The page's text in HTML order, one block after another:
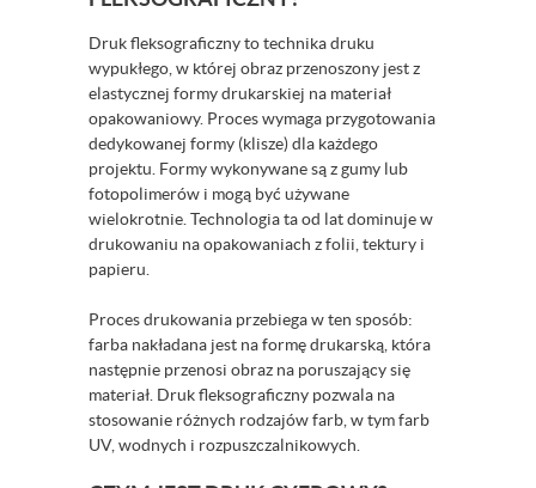
Druk fleksograficzny to technika druku
wypukłego, w której obraz przenoszony jest z
elastycznej formy drukarskiej na materiał
opakowaniowy. Proces wymaga przygotowania
dedykowanej formy (klisze) dla każdego
projektu. Formy wykonywane są z gumy lub
fotopolimerów i mogą być używane
wielokrotnie. Technologia ta od lat dominuje w
drukowaniu na opakowaniach z folii, tektury i
papieru.
Proces drukowania przebiega w ten sposób:
farba nakładana jest na formę drukarską, która
następnie przenosi obraz na poruszający się
materiał. Druk fleksograficzny pozwala na
stosowanie różnych rodzajów farb, w tym farb
UV, wodnych i rozpuszczalnikowych.